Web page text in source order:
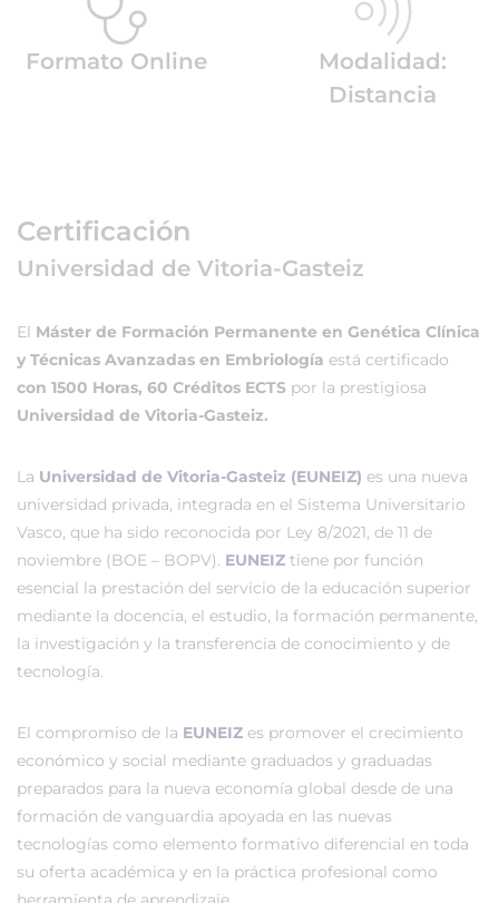
Formato Online
Modalidad:
Distancia
Certificación
Universidad de Vitoria-Gasteiz
El Máster de Formación Permanente en Genética Clínica
y Técnicas Avanzadas en Embriología está certificado
con 1500 Horas, 60 Créditos ECTS por la prestigiosa
Universidad de Vitoria-Gasteiz.
La Universidad de Vitoria-Gasteiz (EUNEIZ) es una nueva
universidad privada, integrada en el Sistema Universitario
Vasco, que ha sido reconocida por Ley 8/2021, de 11 de
noviembre (BOE – BOPV). EUNEIZ tiene por función
esencial la prestación del servicio de la educación superior
mediante la docencia, el estudio, la formación permanente,
la investigación y la transferencia de conocimiento y de
tecnología.
El compromiso de la EUNEIZ es promover el crecimiento
económico y social mediante graduados y graduadas
preparados para la nueva economía global desde de una
formación de vanguardia apoyada en las nuevas
tecnologías como elemento formativo diferencial en toda
su oferta académica y en la práctica profesional como